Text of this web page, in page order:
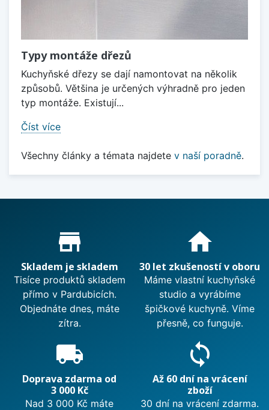
Typy montáže dřezů
Kuchyňské dřezy se dají namontovat na několik
způsobů. Většina je určených výhradně pro jeden
typ montáže. Existují...
Číst více
Všechny články a témata najdete v naší poradně.
Proč nakupovat u nás?
store_mall_directory
Skladem je skladem
Tisíce produktů skladem
přímo v Pardubicích.
Objednáte dnes, máte
zítra.
home
30 let zkušeností v oboru
Máme vlastní kuchyňské
studio a vyrábíme
špičkové kuchyně. Víme
přesně, co funguje.
local_shipping
Doprava zdarma od
3 000 Kč
Nad 3 000 Kč máte
sync
Až 60 dní na vrácení
zboží
30 dní na vrácení zdarma.